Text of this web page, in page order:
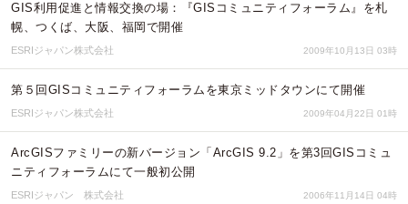
GIS利用促進と情報交換の場：『GISコミュニティフォーラム』を札
幌、つくば、大阪、福岡で開催
ESRIジャパン株式会社 2009年10月13日 03時
第５回GISコミュニティフォーラムを東京ミッドタウンにて開催
ESRIジャパン株式会社 2009年04月22日 01時
ArcGISファミリーの新バージョン「ArcGIS 9.2」を第3回GISコミュ
ニティフォーラムにて一般初公開
ESRIジャパン 株式会社 2006年11月14日 04時